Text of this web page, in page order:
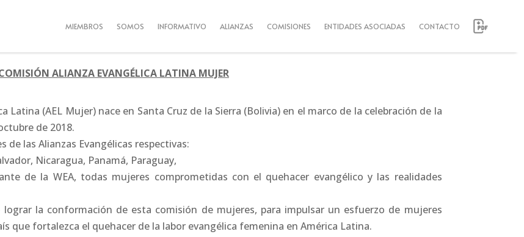
MIEMBROS SOMOS INFORMATIVO ALIANZAS COMISIONES ENTIDADES ASOCIADAS CONTACTO
ALIANZA EVANGÉLICA LATINA MUJER
Latina (AEL Mujer) nace en Santa Cruz de la Sierra (Bolivia) en el marco de la celebración de la
de 2018.
de las Alianzas Evangélicas respectivas:
Nicaragua, Panamá, Paraguay,
de la WEA, todas mujeres comprometidas con el quehacer evangélico y las realidades
la conformación de esta comisión de mujeres, para impulsar un esfuerzo de mujeres
que fortalezca el quehacer de la labor evangélica femenina en América Latina.